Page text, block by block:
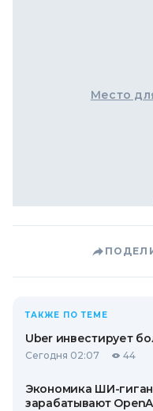
Место
ТАКЖЕ ПО ТЕМЕ
Uber инвестирует
Сегодня 02:07 44
Экономика ШИ-
зарабатывают